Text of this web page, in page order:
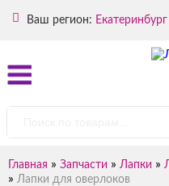
Ваш регион: Екатеринбург
Главная » Запчасти » Лапки »
» Лапки для оверлоков